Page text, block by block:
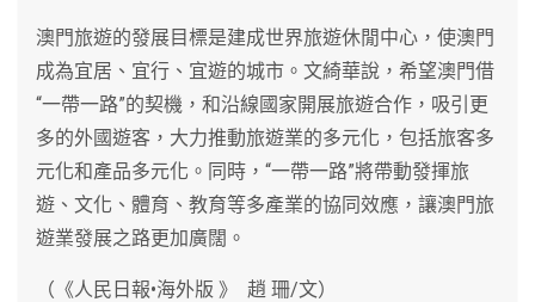
澳門旅遊的發展目標是建成世界旅遊休閒中心，使澳門
成為宜居、宜行、宜遊的城市。文綺華說，希望澳門借
“一帶一路”的契機，和沿線國家開展旅遊合作，吸引更
多的外國遊客，大力推動旅遊業的多元化，包括旅客多
元化和產品多元化。同時，“一帶一路”將帶動發揮旅
遊、文化、體育、教育等多產業的協同效應，讓澳門旅
遊業發展之路更加廣闊。
（《人民日報•海外版 》 趙 珊/文）